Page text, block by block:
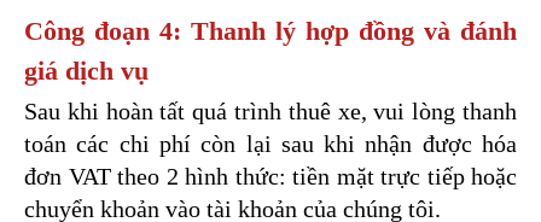
Công đoạn 4: Thanh lý hợp đồng và đánh
giá dịch vụ
Sau khi hoàn tất quá trình thuê xe, vui lòng thanh
toán các chi phí còn lại sau khi nhận được hóa
đơn VAT theo 2 hình thức: tiền mặt trực tiếp hoặc
chuyển khoản vào tài khoản của chúng tôi.